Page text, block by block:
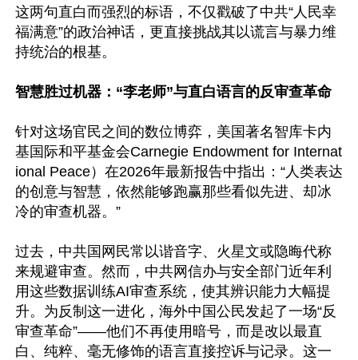
这两句直白而强烈的标语，不仅戳破了中共“人民幸
福满意”的政治神话，更直接挑战其以谎言与暴力维
持统治的根基。
智慧胜过机器：“李老师”与直白语言的反审查革命
针对这场官民之间的数位博弈，美国著名智库卡内
基国际和平基金会Carnegie Endowment for Internat
ional Peace）在2026年最新报告中指出：“人类表达
的创意与智慧，依然能够跑赢那些看似先进、却冰
冷的审查机器。”
过去，中共国网民常以谐音字、火星文或隐晦代称
来规避审查。然而，中共网信办与安全部门近年利
用这些数据训练AI审查系统，使其辨识能力大幅提
升。为反制这一进化，海外中国公民发起了一场“反
审查革命”——他们不再使用暗号，而是改以最直
白、纯粹、毫无修饰的语言直接控诉与记录。这一